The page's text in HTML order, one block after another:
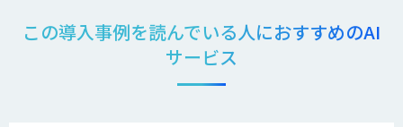
この導入事例を読んでいる人におすすめのAI
サービス